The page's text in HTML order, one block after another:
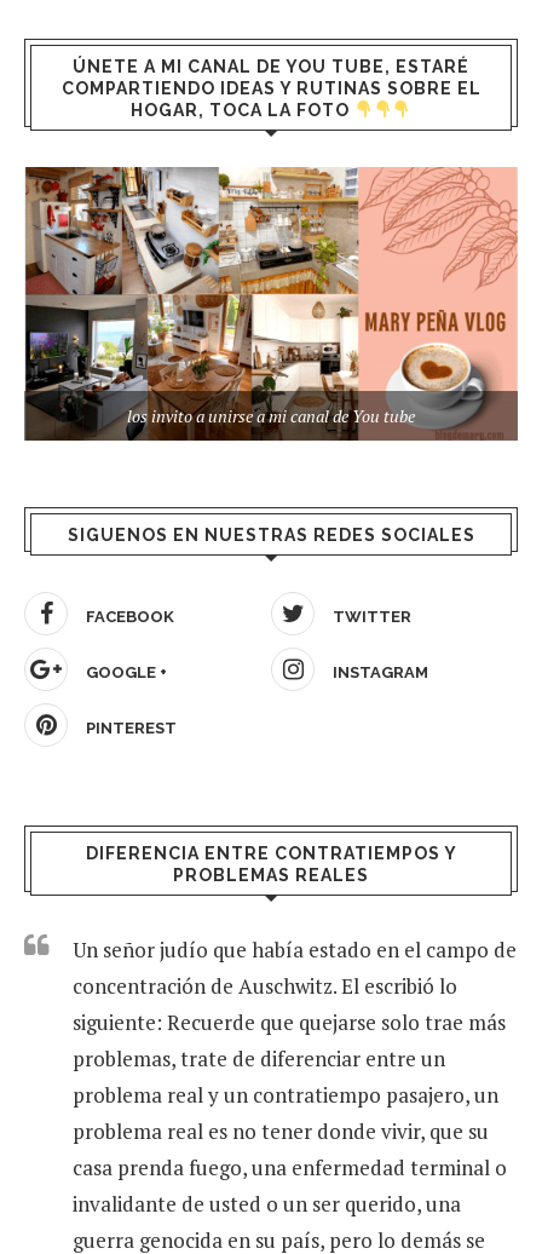
ÚNETE A MI CANAL DE YOU TUBE, ESTARÉ
COMPARTIENDO IDEAS Y RUTINAS SOBRE EL
HOGAR, TOCA LA FOTO
los invito a unirse a mi canal de You tube
SIGUENOS EN NUESTRAS REDES SOCIALES
FACEBOOK TWITTER
GOOGLE + INSTAGRAM
PINTEREST
DIFERENCIA ENTRE CONTRATIEMPOS Y
PROBLEMAS REALES
Un señor judío que había estado en el campo de
concentración de Auschwitz. El escribió lo
siguiente: Recuerde que quejarse solo trae más
problemas, trate de diferenciar entre un
problema real y un contratiempo pasajero, un
problema real es no tener donde vivir, que su
casa prenda fuego, una enfermedad terminal o
invalidante de usted o un ser querido, una
guerra genocida en su país, pero lo demás se